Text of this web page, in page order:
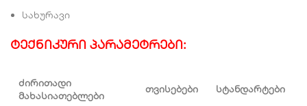
სახურავი
ტექნიკური პარამეტრები:
ძირითადი
მახასიათებლები
თვისებები სტანდარტები